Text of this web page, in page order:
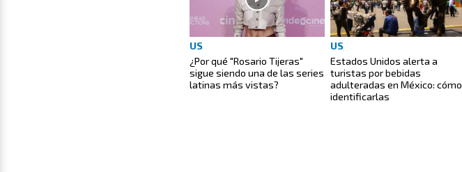
US
¿Por qué "Rosario Tijeras"
sigue siendo una de las series
latinas más vistas?
US
Estados Unidos alerta a
turistas por bebidas
adulteradas en México: cómo
identificarlas